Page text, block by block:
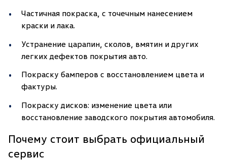
Частичная покраска, с точечным нанесением
краски и лака.
Устранение царапин, сколов, вмятин и других
легких дефектов покрытия авто.
Покраску бамперов с восстановлением цвета и
фактуры.
Покраску дисков: изменение цвета или
восстановление заводского покрытия автомобиля.
Почему стоит выбрать официальный
сервис